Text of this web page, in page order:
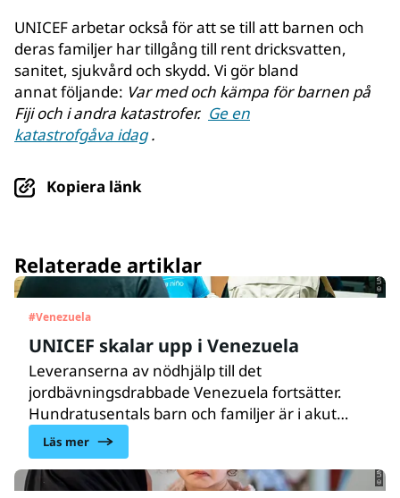
UNICEF arbetar också för att se till att barnen och
deras familjer har tillgång till rent dricksvatten,
sanitet, sjukvård och skydd. Vi gör bland
annat följande: Var med och kämpa för barnen på
Fiji och i andra katastrofer. Ge en
katastrofgåva idag .
Kopiera länk
Relaterade artiklar
#Venezuela
UNICEF skalar upp i Venezuela
Leveranserna av nödhjälp till det
jordbävningsdrabbade Venezuela fortsätter.
Hundratusentals barn och familjer är i akut
behov av vård, näring, vatten, sanitet och
hygien samt psykosocialt stöd. UNICEF finns på
plats och skalar upp hjälpen till de drabbade
Läs mer